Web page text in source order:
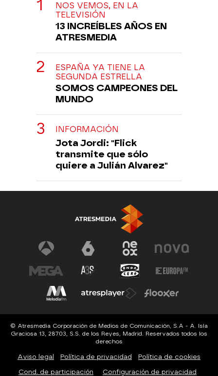
NOS VEMOS, EN LA
TELEVISIÓN
13 INCREÍBLES AÑOS EN
ATRESMEDIA
ESPAÑA YA TIENE LA
SEGUNDA ESTRELLA
SOMOS CAMPEONES DEL
MUNDO
INFORMACIÓN
Jota Jordi: "Flick
transmite que sólo
quiere a Julián Alvarez"
© Atresmedia Corporación de Medios de Comunicación, S.A - A. Isla
Graciosa 13, 28703, S.S. de los Reyes, Madrid. Reservados todos los
derechos
Aviso legal Política de privacidad Política de cookies
Cond. de participación Configuración de privacidad